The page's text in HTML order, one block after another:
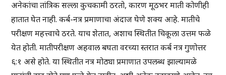
अनेकांचा तांत्रिक सल्ला कुचकामी ठरतो, कारण मूठभर माती कोणीही
हातात घेत नाही. कर्ब-नत्र प्रमाणाचा अंदाज घेणे शक्य आहे. मातीचे
परीक्षण महत्त्वाचे ठरते. याच शेतात, अशाच स्थितीत चिकूला उत्तम फळे
येत होती. मातीपरीक्षण अहवाल बघता वरच्या स्तरात कर्ब नत्र गुणोत्तर
६:१ असे होते. या स्थितीत नत्र मोठ्या प्रमाणात उपलब्ध झाल्यामळे